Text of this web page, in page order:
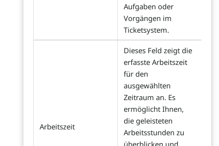
Aufgaben oder
Vorgängen im
Ticketsystem.
Arbeitszeit
Dieses Feld zeigt die
erfasste Arbeitszeit
für den
ausgewählten
Zeitraum an. Es
ermöglicht Ihnen,
die geleisteten
Arbeitsstunden zu
überblicken und